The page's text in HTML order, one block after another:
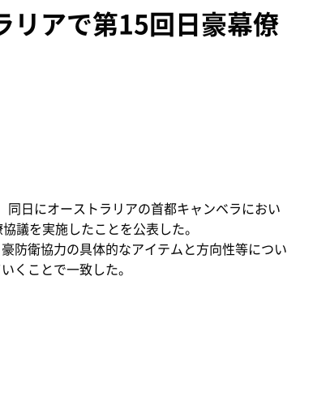
リアで第15回日豪幕僚
日にオーストラリアの首都キャンベラにおい
議を実施したことを公表した。
防衛協力の具体的なアイテムと方向性等につい
くことで一致した。